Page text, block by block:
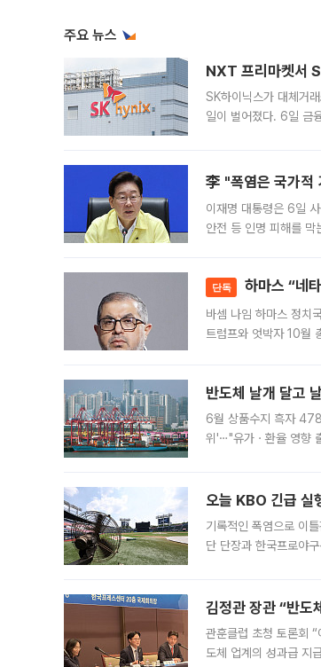
주요 뉴스
NXT 프리마켓서
SK하이닉스가 대체거
일이 벌어졌다. 6일 금
李 "폭염은 국가적
이재명 대통령은 6일
안전 등 인명 피해를 막
단독 하마스 “네
바셈 나임 하마스 정치
트럼프와 엇박자 10월
반도체 날개 달고
6월 상품수지 흑자
위'⋯"유가ㆍ환율 영향
오늘 KBO 긴급 실
기록적인 폭염으로 이
단 단장과 한국프로야
김정관 장관 “반도
관훈클럽 초청 토론회
도체 업계의 성과급 지